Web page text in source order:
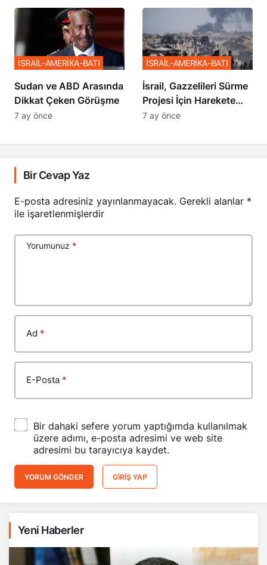
Sözler
Sudan ve ABD Arasında
Dikkat Çeken Görüşme
İSRAİL-AMERİKA-BATI
7 ay önce
İsrail, Gazzelileri Sürme
Projesi İçin Harekete
Geçti
İSRAİL-AMERİKA-BATI
7 ay önce
Bir Cevap Yaz
E-posta adresiniz yayınlanmayacak. Gerekli alanlar *
ile işaretlenmişlerdir
Yorumunuz *
Ad *
E-Posta *
Bir dahaki sefere yorum yaptığımda kullanılmak
üzere adımı, e-posta adresimi ve web site
adresimi bu tarayıcıya kaydet.
YORUM GÖNDER GIRIŞ YAP
Yeni Haberler